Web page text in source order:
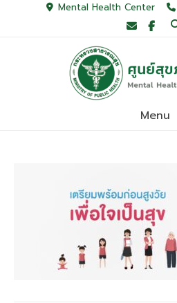
Mental Health Center
Menu